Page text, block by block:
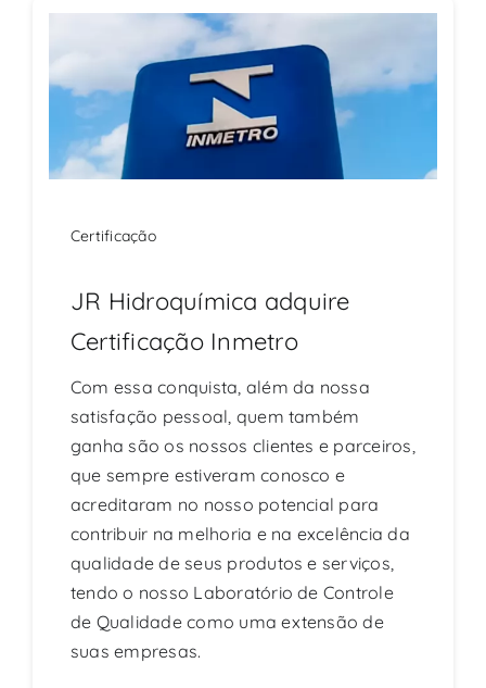
Certificação
JR Hidroquímica adquire
Certificação Inmetro
Com essa conquista, além da nossa
satisfação pessoal, quem também
ganha são os nossos clientes e parceiros,
que sempre estiveram conosco e
acreditaram no nosso potencial para
contribuir na melhoria e na excelência da
qualidade de seus produtos e serviços,
tendo o nosso Laboratório de Controle
de Qualidade como uma extensão de
suas empresas.